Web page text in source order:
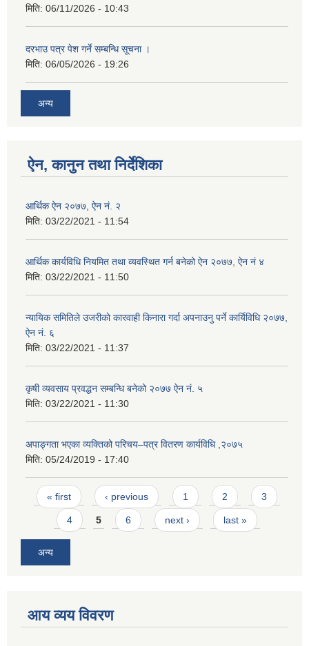
मिति: 06/11/2026 - 10:43
दरभाउ पत्र पेश गर्ने सम्बन्धि सूचना ।
मिति: 06/05/2026 - 19:26
अन्य
ऐन, कानुन तथा निर्देशिका
आर्थिक ऐन २०७७, ऐन नं. २
मिति: 03/22/2021 - 11:54
आर्थिक कार्यविधि नियमित तथा व्यवस्थित गर्न बनेको ऐन २०७७, ऐन नं ४
मिति: 03/22/2021 - 11:50
न्यायिक समितिले उजरीकाे कारवाही किनारा गर्दा अपनाउनु पर्ने कार्यिविधि २०७७,
ऐन नं. ६
मिति: 03/22/2021 - 11:37
कृषी व्यवसाय प्रवद्धन सम्बन्धि बनेको २०७७ ऐन नं. ५
मिति: 03/22/2021 - 11:30
अपाङ्गता भएका व्यक्तिको परिचय–पत्र वितरण कार्यविधि ,२०७५
मिति: 05/24/2019 - 17:40
Pages
« first ‹ previous 1 2 3
4 5 6 next › last »
अन्य
आय व्यय विवरण